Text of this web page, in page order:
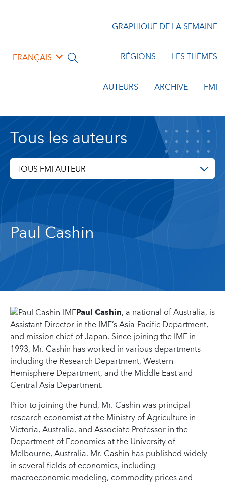
FRANÇAIS
GRAPHIQUE DE LA SEMAINE
RÉGIONS LES THÈMES
AUTEURS ARCHIVE FMI
Tous les auteurs
TOUS FMI AUTEUR
Paul Cashin
Paul Cashin, a national of Australia, is
Assistant Director in the IMF’s Asia-Pacific Department,
and mission chief of Japan. Since joining the IMF in
1993, Mr. Cashin has worked in various departments
including the Research Department, Western
Hemisphere Department, and the Middle East and
Central Asia Department.
Prior to joining the Fund, Mr. Cashin was principal
research economist at the Ministry of Agriculture in
Victoria, Australia, and Associate Professor in the
Department of Economics at the University of
Melbourne, Australia. Mr. Cashin has published widely
in several fields of economics, including
macroeconomic modeling, commodity prices and